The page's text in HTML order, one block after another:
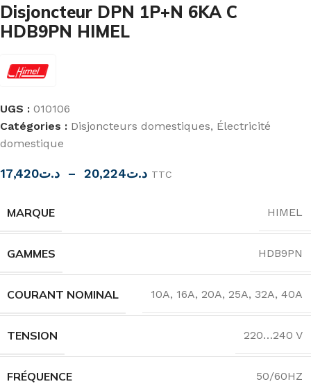
Disjoncteur DPN 1P+N 6KA C
HDB9PN HIMEL
UGS : 010106
Catégories : Disjoncteurs domestiques, Électricité
domestique
د.ت17,420 – د.ت20,224 TTC
MARQUE HIMEL
GAMMES HDB9PN
COURANT NOMINAL 10A, 16A, 20A, 25A, 32A, 40A
TENSION 220…240 V
FRÉQUENCE 50/60HZ